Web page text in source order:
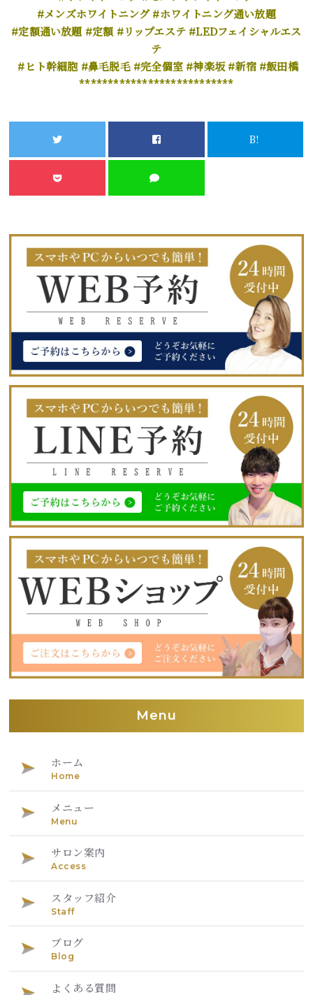
#メンズホワイトニング #ホワイトニング通い放題
#定額通い放題 #定額 #リップエステ #LEDフェイシャルエス
テ
#ヒト幹細胞 #鼻毛脱毛 #完全個室 #神楽坂 #新宿 #飯田橋
***************************
B!
Menu
ホーム
Home
メニュー
Menu
サロン案内
Access
スタッフ紹介
Staff
ブログ
Blog
よくある質問